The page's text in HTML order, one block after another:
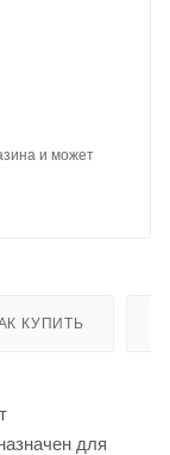
и может
КУПИТЬ
для